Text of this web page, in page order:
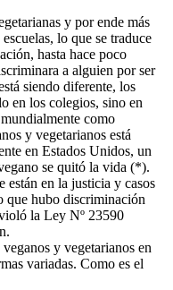
y por ende más
lo que se traduce
hasta hace poco
a alguien por ser
siendo diferente, los
en los colegios, sino en
como
y vegetarianos está
en Estados Unidos, un
se quitó la vida (*).
están en la justicia y casos
hubo discriminación
la Ley Nº 23590
y vegetarianos en
variadas. Como es el